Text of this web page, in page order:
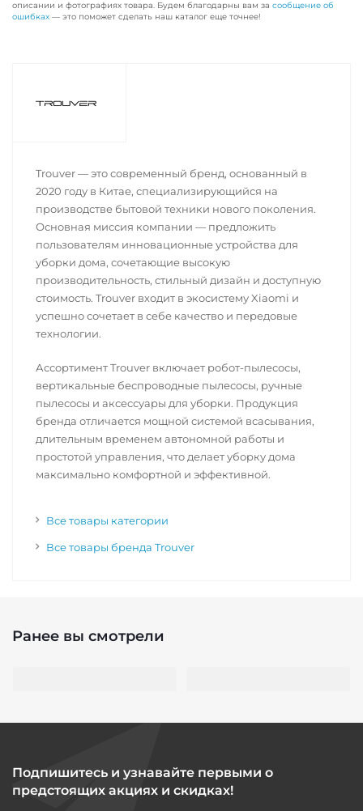
описании и фотографиях товара. Будем благодарны вам за сообщение об
ошибках — это поможет сделать наш каталог еще точнее!
Trouver — это современный бренд, основанный в
2020 году в Китае, специализирующийся на
производстве бытовой техники нового поколения.
Основная миссия компании — предложить
пользователям инновационные устройства для
уборки дома, сочетающие высокую
производительность, стильный дизайн и доступную
стоимость. Trouver входит в экосистему Xiaomi и
успешно сочетает в себе качество и передовые
технологии.
Ассортимент Trouver включает робот-пылесосы,
вертикальные беспроводные пылесосы, ручные
пылесосы и аксессуары для уборки. Продукция
бренда отличается мощной системой всасывания,
длительным временем автономной работы и
простотой управления, что делает уборку дома
максимально комфортной и эффективной.
Все товары категории
Все товары бренда Trouver
Ранее вы смотрели
Подпишитесь и узнавайте первыми о
предстоящих акциях и скидках!